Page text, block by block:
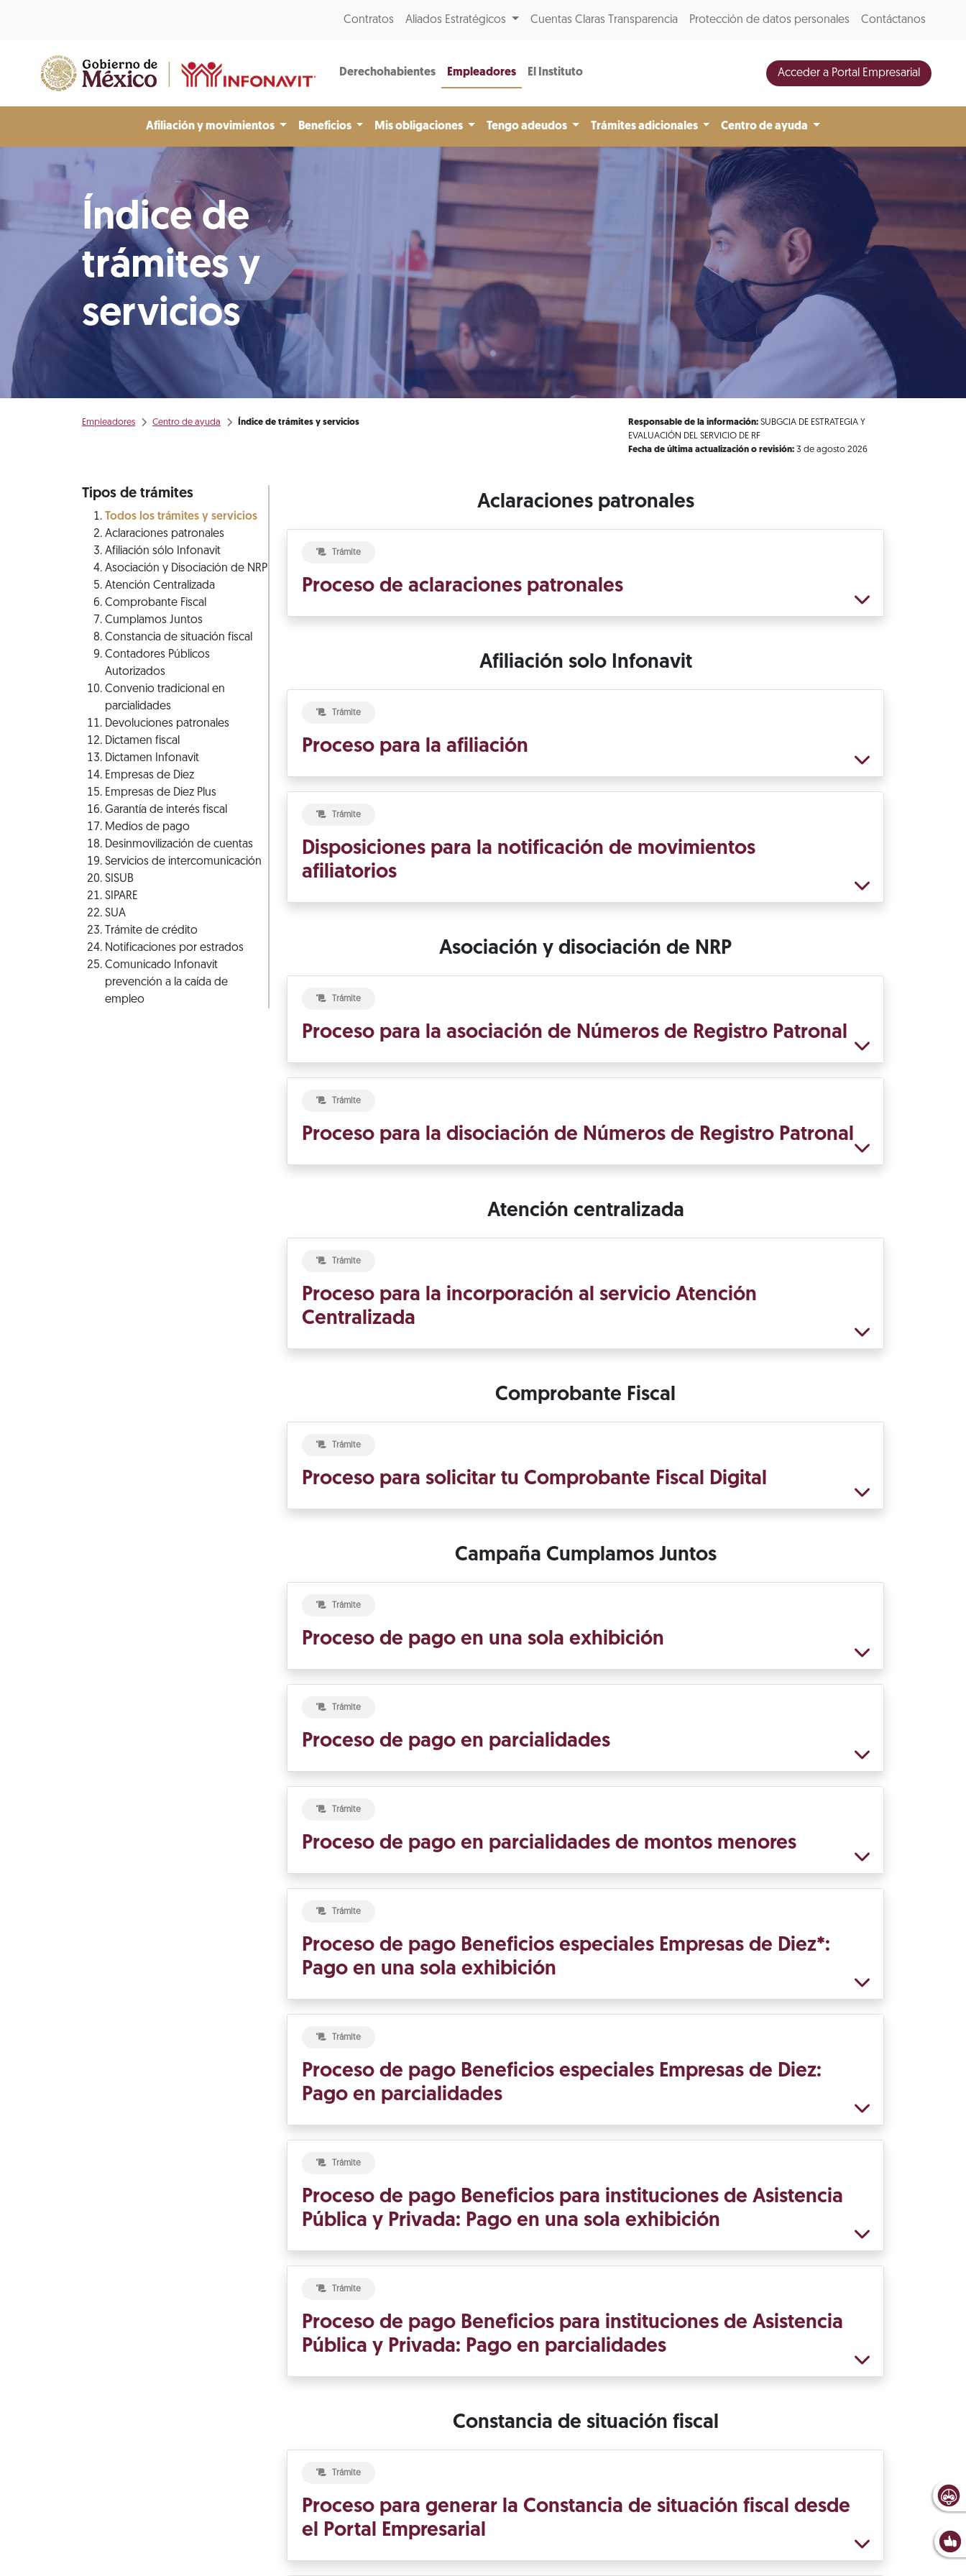
Contratos Aliados Estratégicos Cuentas Claras Transparencia Protección de datos personales Contáctanos
Derechohabientes Empleadores El Instituto Acceder a Portal Empresarial
Afiliación y movimientos Beneficios Mis obligaciones Tengo adeudos Trámites adicionales Centro de ayuda
Índice de
trámites y
servicios
Empleadores Centro de ayuda Índice de trámites y servicios Responsable de la información: SUBGCIA DE ESTRATEGIA Y
EVALUACIÓN DEL SERVICIO DE RF
Fecha de última actualización o revisión: 3 de agosto 2026
Tipos de trámites
Todos los trámites y servicios
Aclaraciones patronales
Afiliación sólo Infonavit
Asociación y Disociación de NRP
Atención Centralizada
Comprobante Fiscal
Cumplamos Juntos
Constancia de situación fiscal
Contadores Públicos
Autorizados
Convenio tradicional en
parcialidades
Devoluciones patronales
Dictamen fiscal
Dictamen Infonavit
Empresas de Diez
Empresas de Diez Plus
Garantía de interés fiscal
Medios de pago
Desinmovilización de cuentas
Servicios de intercomunicación
SISUB
SIPARE
SUA
Trámite de crédito
Notificaciones por estrados
Comunicado Infonavit
prevención a la caída de
empleo
Aclaraciones patronales
Trámite
Proceso de aclaraciones patronales
Afiliación solo Infonavit
Trámite
Proceso para la afiliación
Trámite
Disposiciones para la notificación de movimientos
afiliatorios
Asociación y disociación de NRP
Trámite
Proceso para la asociación de Números de Registro Patronal
Trámite
Proceso para la disociación de Números de Registro Patronal
Atención centralizada
Trámite
Proceso para la incorporación al servicio Atención
Centralizada
Comprobante Fiscal
Trámite
Proceso para solicitar tu Comprobante Fiscal Digital
Campaña Cumplamos Juntos
Trámite
Proceso de pago en una sola exhibición
Trámite
Proceso de pago en parcialidades
Trámite
Proceso de pago en parcialidades de montos menores
Trámite
Proceso de pago Beneficios especiales Empresas de Diez*:
Pago en una sola exhibición
Trámite
Proceso de pago Beneficios especiales Empresas de Diez:
Pago en parcialidades
Trámite
Proceso de pago Beneficios para instituciones de Asistencia
Pública y Privada: Pago en una sola exhibición
Trámite
Proceso de pago Beneficios para instituciones de Asistencia
Pública y Privada: Pago en parcialidades
Constancia de situación fiscal
Trámite
Proceso para generar la Constancia de situación fiscal desde
el Portal Empresarial